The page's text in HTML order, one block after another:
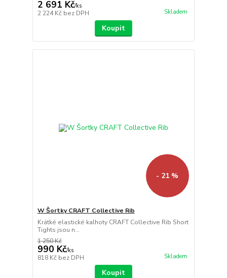
2 691 Kč/ks
2 224 Kč bez DPH Skladem
Koupit
- 21 %
W Šortky CRAFT Collective Rib
Krátké elastické kalhoty CRAFT Collective Rib Short
Tights jsou n...
1 250 Kč
990 Kč/ks
818 Kč bez DPH Skladem
Koupit